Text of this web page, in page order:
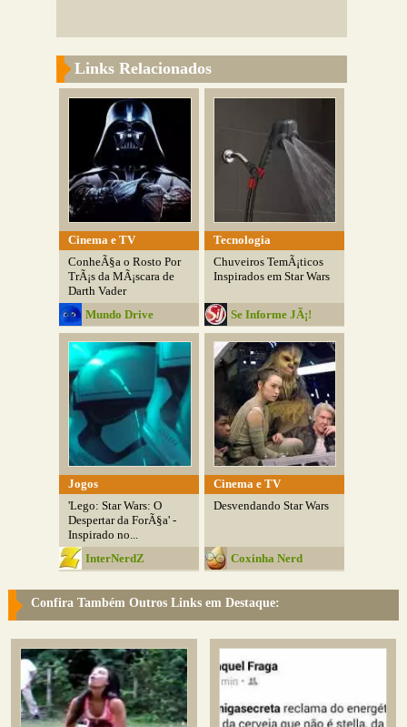
Links Relacionados
Cinema e TV
ConheÃ§a o Rosto Por
TrÃ¡s da MÃ¡scara de
Darth Vader
Mundo Drive
Tecnologia
Chuveiros TemÃ¡ticos
Inspirados em Star Wars
Se Informe JÃ¡!
Jogos
'Lego: Star Wars: O
Despertar da ForÃ§a' -
Inspirado no...
InterNerdZ
Cinema e TV
Desvendando Star Wars
Coxinha Nerd
Confira Também Outros Links em Destaque: